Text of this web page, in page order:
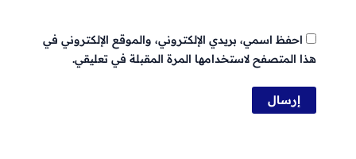
احفظ اسمي، بريدي الإلكتروني، والموقع الإلكتروني في
هذا المتصفح لاستخدامها المرة المقبلة في تعليقي.